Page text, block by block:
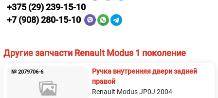
+375 (29) 239-15-10
+7 (908) 280-15-10
Другие запчасти Renault Modus 1 поколение
№ 2079706-6
Ручка внутренняя двери задней
правой
Renault Modus JP0J 2004